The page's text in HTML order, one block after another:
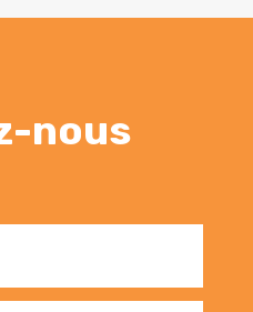
nous